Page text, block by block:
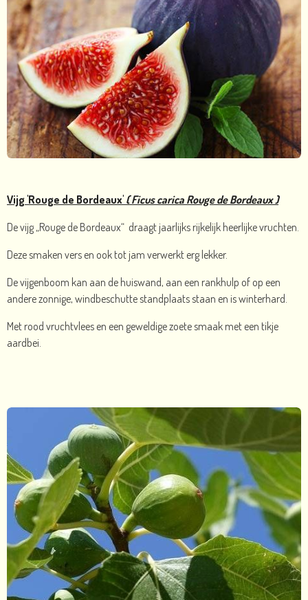
Vijg 'Rouge de Bordeaux' ( Ficus carica Rouge de Bordeaux )
De vijg „Rouge de Bordeaux“ draagt jaarlijks rijkelijk heerlijke vruchten.
Deze smaken vers en ook tot jam verwerkt erg lekker.
De vijgenboom kan aan de huiswand, aan een rankhulp of op een
andere zonnige, windbeschutte standplaats staan en is winterhard.
Met rood vruchtvlees en een geweldige zoete smaak met een tikje
aardbei.